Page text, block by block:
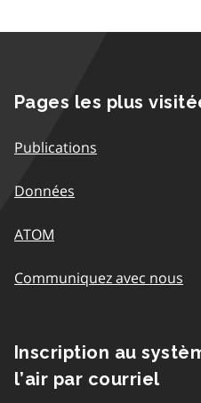
Pages les plus
Publications
Données
ATOM
Communiquez avec nous
Inscription au
l’air par courriel